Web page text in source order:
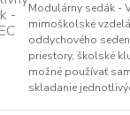
Modulárny sedák -
mimoškolské
oddychového
priestory, školské
možné používať
skladanie